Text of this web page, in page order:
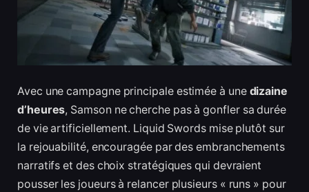
Avec une campagne principale estimée à une dizaine
d’heures, Samson ne cherche pas à gonfler sa durée
de vie artificiellement. Liquid Swords mise plutôt sur
la rejouabilité, encouragée par des embranchements
narratifs et des choix stratégiques qui devraient
pousser les joueurs à relancer plusieurs « runs » pour